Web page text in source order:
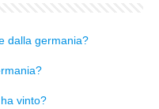
dalla germania?
vinto?